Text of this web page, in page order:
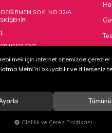
SOK. NO:32/A
KUNDURA DERİ MAMÜLLERİ KONF. TİC.
için internet sitemizde çerezler
Metni’ni okuyabilir ve dilerseniz
Gizlilik ve Çerez Politikası